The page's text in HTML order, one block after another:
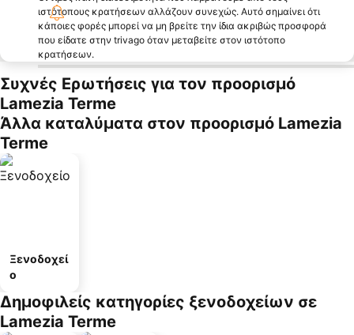
ιστότοπους κρατήσεων αλλάζουν συνεχώς. Αυτό σημαίνει ότι
κάποιες φορές μπορεί να μη βρείτε την ίδια ακριβώς προσφορά
που είδατε στην trivago όταν μεταβείτε στον ιστότοπο
κρατήσεων.
Συχνές Ερωτήσεις για τον προορισμό
Lamezia Terme
Άλλα καταλύματα στον προορισμό Lamezia
Terme
Ξενοδοχεί
ο
Δημοφιλείς κατηγορίες ξενοδοχείων σε
Lamezia Terme